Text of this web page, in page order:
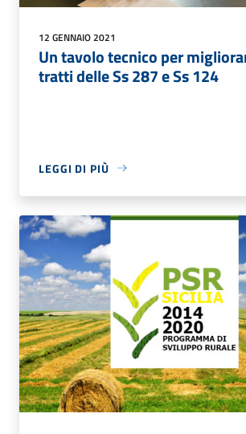
12 GENNAIO 2021
Un tavolo tecnico per
tratti delle Ss 287 e Ss 124
LEGGI DI PIÙ